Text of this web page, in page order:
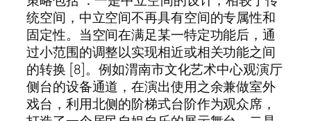
统空间，中立空间不再具有空间的专属性和
固定性。当空间在满足某一特定功能后，通
过小范围的调整以实现相近或相关功能之间
的转换 [8]。例如渭南市文化艺术中心观演厅
侧台的设备通道，在演出使用之余兼做室外
戏台，利用北侧的阶梯式台阶作为观众席，